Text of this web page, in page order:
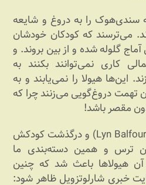
سندی‌هوک را به دروغ و شایعه
می‌ترسند که کودکان خودشان
گلوله شده و از بین بروند. و
کاری نمی‌توانند بکنند به
این‌ها هیولا را نمی‌یابند و به
تهمت دروغ‌گویی می‌زنند چرا که
مقصر باشد!
بعد از ماجرای لین بالفور (Lyn Balfour) و درگذشت کودکش
ترس و همین دسته‌بندی ما
هیولاها باعث شد که چنین
خبری شارلوتزویل ظاهر شود: